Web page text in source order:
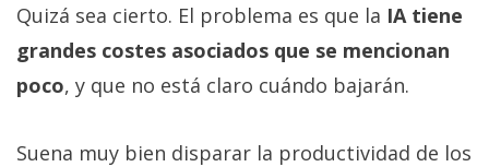
Quizá sea cierto. El problema es que la IA tiene
grandes costes asociados que se mencionan
poco, y que no está claro cuándo bajarán.
Suena muy bien disparar la productividad de los